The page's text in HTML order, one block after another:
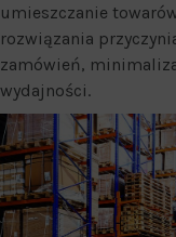
umieszczanie
rozwiązania
zamówień,
wydajności.